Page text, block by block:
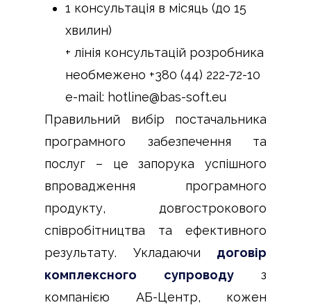
1 консультація в місяць (до 15
хвилин)
+ лінія консультацій розробника
необмежено +380 (44) 222-72-10
e-mail: hotline@bas-soft.eu
Правильний вибір постачальника
програмного забезпечення та
послуг – це запорука успішного
впровадження програмного
продукту, довгострокового
співробітництва та ефективного
результату. Укладаючи договір
комплексного супроводу
з
компанією АБ-Центр, кожен